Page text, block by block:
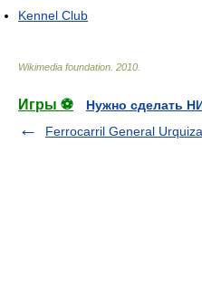
Kennel Club
Wikimedia foundation 2010
Игры ⚽
Нужно сделать
Ferrocarril General Urquiza